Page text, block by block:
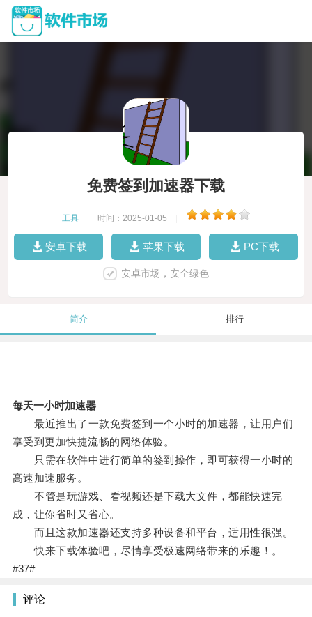
免费签到加速器下载
工具 时间：2025-01-05
安卓下载 苹果下载 PC下载
安卓市场，安全绿色
简介 排行
每天一小时加速器
最近推出了一款免费签到一个小时的加速器，让用户们
享受到更加快捷流畅的网络体验。
只需在软件中进行简单的签到操作，即可获得一小时的
高速加速服务。
不管是玩游戏、看视频还是下载大文件，都能快速完
成，让你省时又省心。
而且这款加速器还支持多种设备和平台，适用性很强。
快来下载体验吧，尽情享受极速网络带来的乐趣！。
#37#
评论